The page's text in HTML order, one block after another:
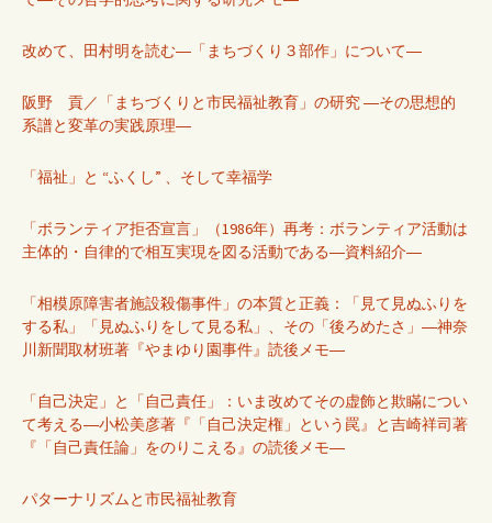
改めて、田村明を読む―「まちづくり３部作」について―
阪野 貢／「まちづくりと市民福祉教育」の研究 ―その思想的
系譜と変革の実践原理―
「福祉」と “ふくし” 、そして幸福学
「ボランティア拒否宣言」（1986年）再考：ボランティア活動は
主体的・自律的で相互実現を図る活動である―資料紹介―
「相模原障害者施設殺傷事件」の本質と正義：「見て見ぬふりを
する私」「見ぬふりをして見る私」、その「後ろめたさ」―神奈
川新聞取材班著『やまゆり園事件』読後メモ―
「自己決定」と「自己責任」：いま改めてその虚飾と欺瞞につい
て考える―小松美彦著『「自己決定権」という罠』と吉崎祥司著
『「自己責任論」をのりこえる』の読後メモ―
パターナリズムと市民福祉教育